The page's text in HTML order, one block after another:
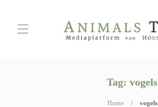
Tag: vogels
Home vogels